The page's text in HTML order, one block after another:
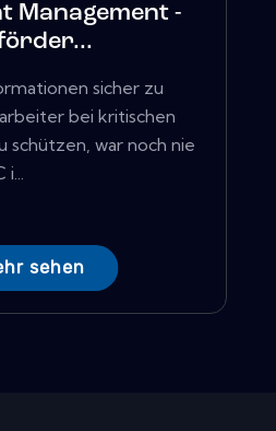
Management -
sicher zu
bei kritischen
schützen, war noch nie
i...
sehen